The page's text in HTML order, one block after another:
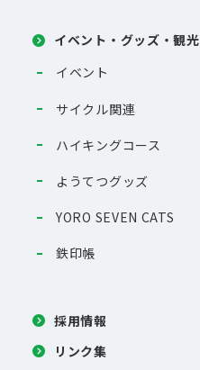
イベント・グッズ・観光
イベント
サイクル関連
ハイキングコース
ようてつグッズ
YORO SEVEN CATS
鉄印帳
採用情報
リンク集